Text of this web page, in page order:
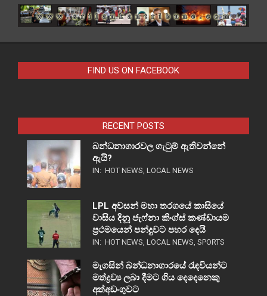
FIND US ON FACEBOOK
RECENT POSTS
බන්ධනාගාරවල ගැටුම් ඇතිවන්නේ
ඇයි?
IN: HOT NEWS, LOCAL NEWS
LPL අවසන් මහා තරගයේ කාසියේ
වාසිය දිනූ ජැෆ්නා කිංග්ස් කණ්ඩායම
ප්‍රථමයෙන් පන්දුවට පහර දෙයි
IN: HOT NEWS, LOCAL NEWS, SPORTS
මැගසින් බන්ධනාගාරයේ රැඳවියන්ට
මත්ද්‍රව්‍ය ලබා දීමට ගිය දෙදෙනෙකු
අත්අඩංගුවට